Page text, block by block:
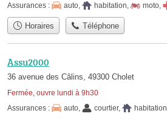
Assurances :
auto habitation moto
Horaires Téléphone
Assu2000
36 avenue des Câlins, 49300 Cholet
Fermée, ouvre lundi à 9h30
Assurances : auto, courtier, habitation